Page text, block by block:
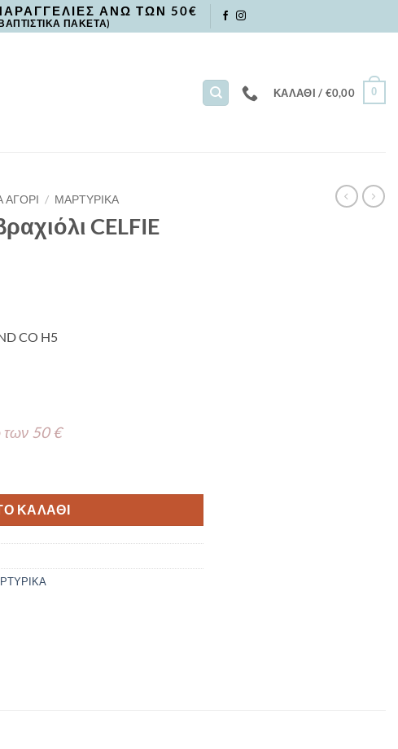
ΑΝΩ ΤΩΝ 50€
ΠΑΚΕΤΑ)
ΚΑΛΆΘΙ / €0,00 0
ΑΓΟΡΙ / ΜΑΡΤΥΡΙΚΑ
CELFIE
CO H5
των 50 €
ΚΑΛΆΘΙ